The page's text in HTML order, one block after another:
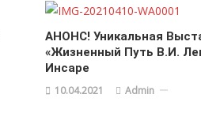
АНОНС! Уникальная
«Жизненный Путь В.И.
Инсаре
10.04.2021 Admin